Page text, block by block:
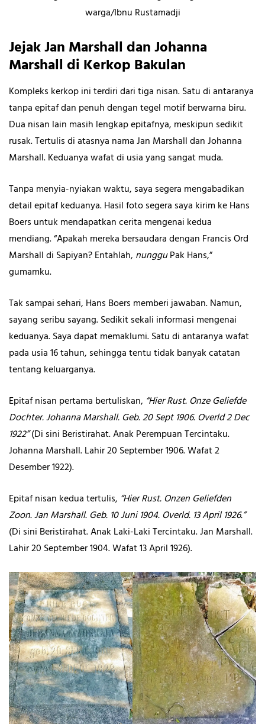
warga/Ibnu Rustamadji
Jejak Jan Marshall dan Johanna
Marshall di Kerkop Bakulan
Kompleks kerkop ini terdiri dari tiga nisan. Satu di antaranya
tanpa epitaf dan penuh dengan tegel motif berwarna biru.
Dua nisan lain masih lengkap epitafnya, meskipun sedikit
rusak. Tertulis di atasnya nama Jan Marshall dan Johanna
Marshall. Keduanya wafat di usia yang sangat muda.
Tanpa menyia-nyiakan waktu, saya segera mengabadikan
detail epitaf keduanya. Hasil foto segera saya kirim ke Hans
Boers untuk mendapatkan cerita mengenai kedua
mendiang. “Apakah mereka bersaudara dengan Francis Ord
Marshall di Sapiyan? Entahlah, nungguPak Hans,”
gumamku.
Tak sampai sehari, Hans Boers memberi jawaban. Namun,
sayang seribu sayang. Sedikit sekali informasi mengenai
keduanya. Saya dapat memaklumi. Satu di antaranya wafat
pada usia 16 tahun, sehingga tentu tidak banyak catatan
tentang keluarganya.
Epitaf nisan pertama bertuliskan, “Hier Rust. Onze Geliefde
Dochter. Johanna Marshall. Geb. 20 Sept 1906. Overld 2 Dec
1922”(Di sini Beristirahat. Anak Perempuan Tercintaku.
Johanna Marshall. Lahir 20 September 1906. Wafat 2
Desember 1922).
Epitaf nisan kedua tertulis, “Hier Rust. Onzen Geliefden
Zoon. Jan Marshall. Geb. 10 Juni 1904. Overld. 13 April 1926.”
(Di sini Beristirahat. Anak Laki-Laki Tercintaku. Jan Marshall.
Lahir 20 September 1904. Wafat 13 April 1926).